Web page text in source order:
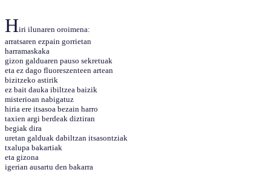
Hiri ilunaren oroimena:
arratsaren ezpain gorrietan
harramaskaka
gizon galduaren pauso sekretuak
eta ez dago fluoreszenteen artean
bizitzeko astirik
ez bait dauka ibiltzea baizik
misterioan nabigatuz
hiria ere itsasoa bezain harro
taxien argi berdeak diztiran
begiak dira
uretan galduak dabiltzan itsasontziak
txalupa bakartiak
eta gizona
igerian ausartu den bakarra